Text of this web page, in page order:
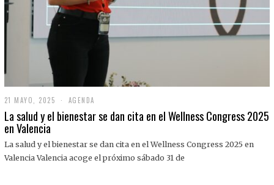
21 MAYO, 2025
1
M
O
,
AGENDA
La salud y el bienestar se dan cita en el Wellness Congress 2025
en Valencia
La salud y el bienestar se dan cita en el Wellness Congress 2025 en
Valencia Valencia acoge el próximo sábado 31 de